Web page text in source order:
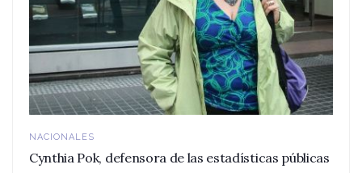
NACIONALES
Cynthia Pok, defensora de las estadísticas públicas